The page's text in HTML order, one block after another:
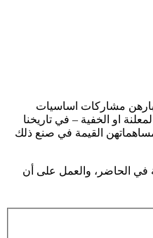
مشاركات اساسيات
او الخفية – في تاريخنا
مساهماتهن القيمة في صنع ذلك
في الحاضر، والعمل على أن